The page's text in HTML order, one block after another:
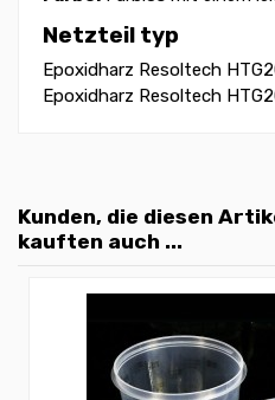
Netzteil typ
Epoxidharz Resoltech
Epoxidharz Resoltech
Kunden, die diesen
kauften auch ...